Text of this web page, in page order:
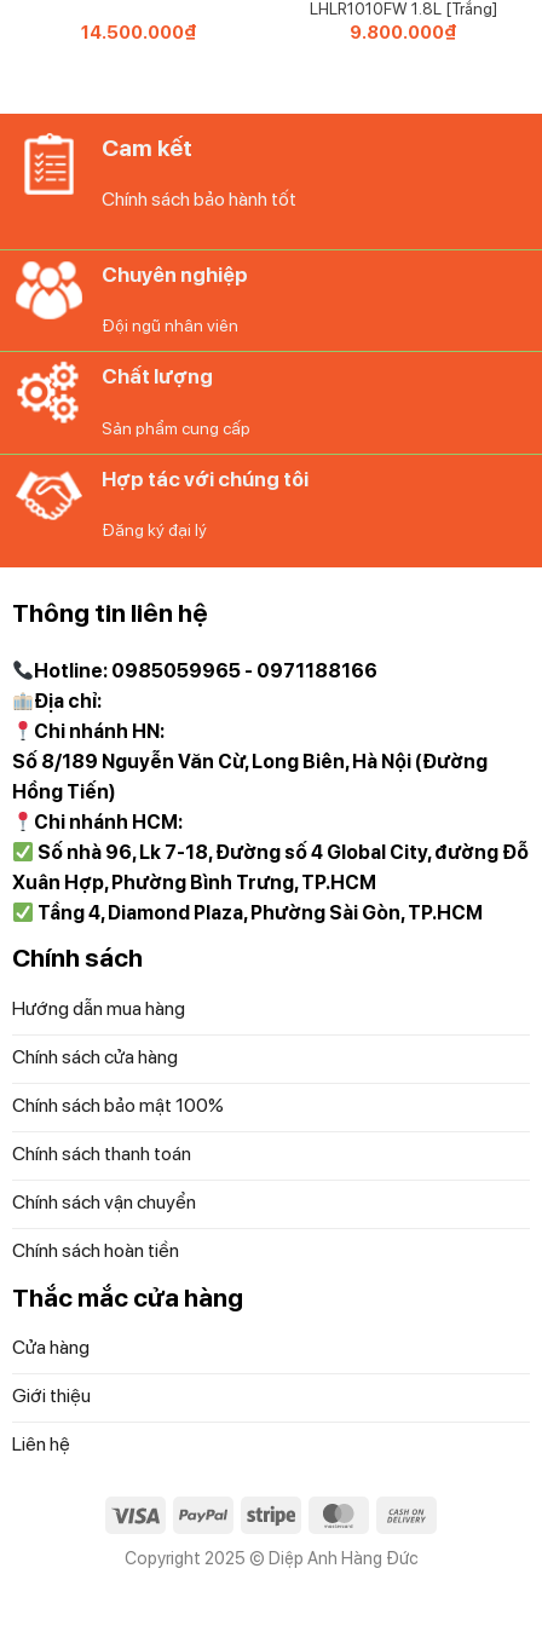
Trực tiếp qua Hotline 097 118 81 66 để được trải
nghiệm và nhân viên hỗ trợ thông tin tốt nhất.
những sản phẩm gia dụng chính hãng, độc quyền
và mới nhất với những cam kết 100% chất lượng
14.500.000₫
LHLR1010FW 1.8L [Trắng]
9.800.000₫
Cam kết
Chính sách bảo hành tốt
Chuyên nghiệp
Đội ngũ nhân viên
Chất lượng
Sản phẩm cung cấp
Hợp tác với chúng tôi
Đăng ký đại lý
Thông tin liên hệ
Hotline: 0985059965 - 0971188166
Địa chỉ:
Chi nhánh HN:
Số 8/189 Nguyễn Văn Cừ, Long Biên, Hà Nội (Đường
Hồng Tiến)
Chi nhánh HCM:
Số nhà 96, Lk 7-18, Đường số 4 Global City, đường Đỗ
Xuân Hợp, Phường Bình Trưng, TP.HCM
Tầng 4, Diamond Plaza, Phường Sài Gòn, TP.HCM
Chính sách
Hướng dẫn mua hàng
Chính sách cửa hàng
Chính sách bảo mật 100%
Chính sách thanh toán
Chính sách vận chuyển
Chính sách hoàn tiền
Thắc mắc cửa hàng
Cửa hàng
Giới thiệu
Liên hệ
Visa PayPal Stripe MasterCard
Copyright 2025 © Diệp Anh Hàng Đức